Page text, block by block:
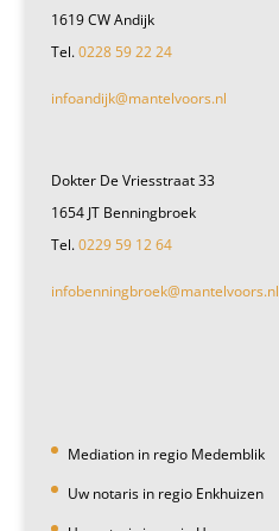
1619 CW Andijk
Tel.0228 59 22 24
infoandijk@mantelvoors.nl
Dokter De Vriesstraat 33
1654 JT Benningbroek
Tel.0229 59 12 64
infobenningbroek@mantelvoors.nl
Mediation in regio Medemblik
Uw notaris in regio Enkhuizen